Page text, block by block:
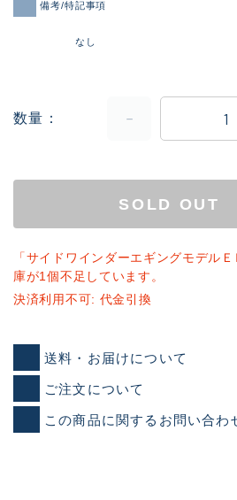
備考/特記事項
なし
数量
SOLD OUT
「サイドワインダーエギングモデル
庫が1個不足しています。
決済利用不可: 代金引換
送料・お届けについて
ご注文について
この商品に関するお問い合わ